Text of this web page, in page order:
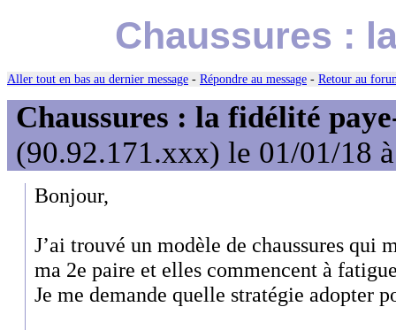
Chaussures :
Aller tout en bas au dernier message - Répondre au message - Retour au
Chaussures : la fidélité
(90.92.171.xxx) le 01/01/18
Bonjour,
J’ai trouvé un modèle de chaussures qui
ma 2e paire et elles commencent à
Je me demande quelle stratégie adopter